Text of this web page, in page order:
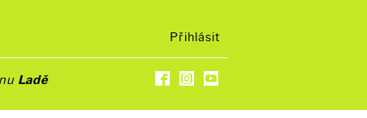
Přihlásit
Ladě